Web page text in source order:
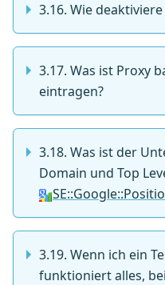
3.16. Wie
3.17. Was ist Proxy
eintragen?
3.18. Was ist der
Domain und Top
3.19. Wenn ich ein
funktioniert alles,